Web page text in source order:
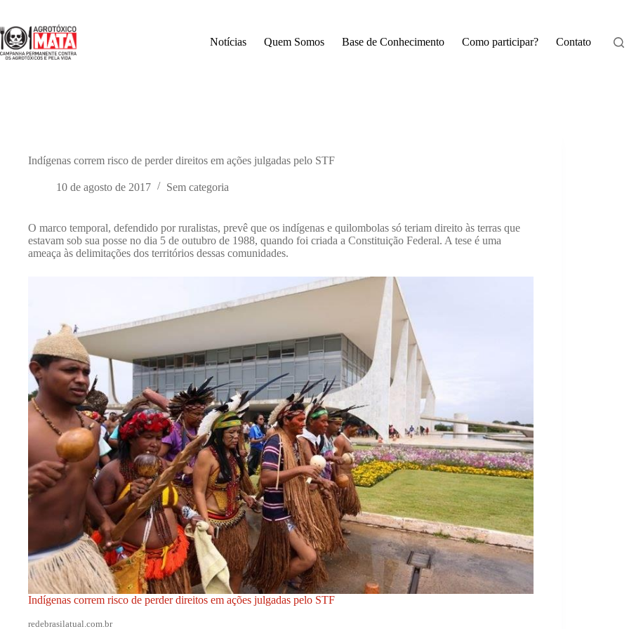
o
conteúdo
Notícias Quem Somos Base de Conhecimento Como participar? Contato
Indígenas correm risco de perder direitos em ações julgadas pelo STF
10 de agosto de 2017 Sem categoria
O marco temporal, defendido por ruralistas, prevê que os indígenas e quilombolas só teriam direito às terras que
estavam sob sua posse no dia 5 de outubro de 1988, quando foi criada a Constituição Federal. A tese é uma
ameaça às delimitações dos territórios dessas comunidades.
Indígenas correm risco de perder direitos em ações julgadas pelo STF
redebrasilatual.com.br